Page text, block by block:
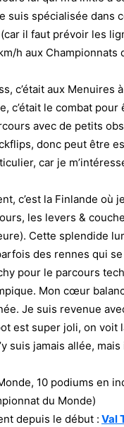
suis spécialisée dans
il faut prévoir les
h aux Championnats
c’était aux Menuires
c’était le combat pour
avec de petits
donc peut être
car je
c’est la Finlande où
les levers &
Cette splendide
des rennes qui se
pour le parcours
Mon cœur
Je suis revenue
est super joli, on voit
suis jamais allée,
10 podiums en
du Monde)
depuis le début : Val